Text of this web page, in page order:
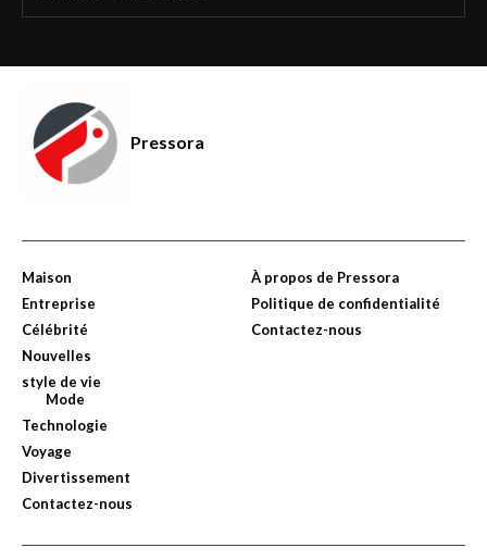
Pressora
Maison
Entreprise
Célébrité
Nouvelles
style de vie
Mode
Technologie
Voyage
Divertissement
Contactez-nous
À propos de Pressora
Politique de confidentialité
Contactez-nous